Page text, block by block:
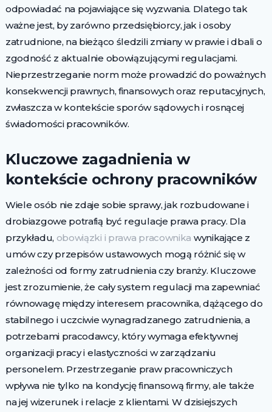
odpowiadać na pojawiające się wyzwania. Dlatego tak
ważne jest, by zarówno przedsiębiorcy, jak i osoby
zatrudnione, na bieżąco śledzili zmiany w prawie i dbali o
zgodność z aktualnie obowiązującymi regulacjami.
Nieprzestrzeganie norm może prowadzić do poważnych
konsekwencji prawnych, finansowych oraz reputacyjnych,
zwłaszcza w kontekście sporów sądowych i rosnącej
świadomości pracowników.
Kluczowe zagadnienia w
kontekście ochrony pracowników
Wiele osób nie zdaje sobie sprawy, jak rozbudowane i
drobiazgowe potrafią być regulacje prawa pracy. Dla
przykładu, obowiązki i prawa pracownika wynikające z
umów czy przepisów ustawowych mogą różnić się w
zależności od formy zatrudnienia czy branży. Kluczowe
jest zrozumienie, że cały system regulacji ma zapewniać
równowagę między interesem pracownika, dążącego do
stabilnego i uczciwie wynagradzanego zatrudnienia, a
potrzebami pracodawcy, który wymaga efektywnej
organizacji pracy i elastyczności w zarządzaniu
personelem. Przestrzeganie praw pracowniczych
wpływa nie tylko na kondycję finansową firmy, ale także
na jej wizerunek i relacje z klientami. W dzisiejszych